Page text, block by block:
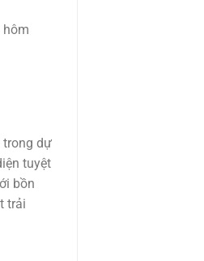
hôm
trong dự
tuyệt
bồn
trải